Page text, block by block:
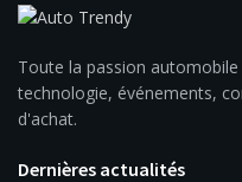
Toute la passion
technologie, événements,
d'achat.
Dernières actualités